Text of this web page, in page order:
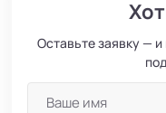
Оставьте заявку —